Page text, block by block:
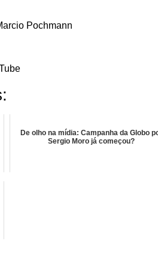
Pochmann
De olho na mídia: Campanha da Globo
Sergio Moro já começou?